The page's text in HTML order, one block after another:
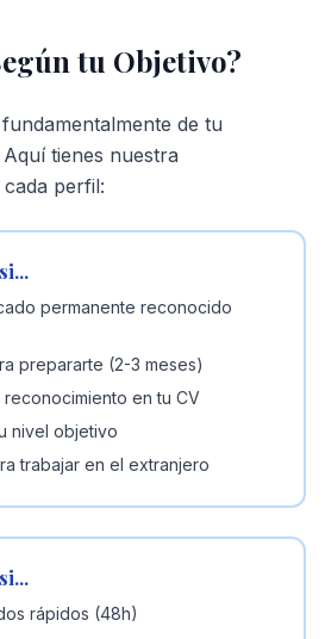
tu Objetivo?
de tu
tienes nuestra
perfil:
permanente reconocido
prepararte (2-3 meses)
reconocimiento en tu CV
nivel objetivo
trabajar en el extranjero
rápidos (48h)